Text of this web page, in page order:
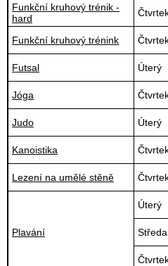
Funkční kruhový trénik -
hard
Funkční kruhový trénink
Futsal Úterý
Jóga
Judo Úterý
Kanoistika
Lezení na umělé stěně
Plavání
Úterý
Středa